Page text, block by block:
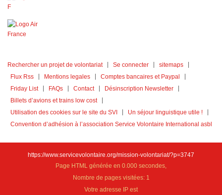
Rechercher un projet de volontariat Se connecter
sitemaps
Flux Rss
Mentions legales
Comptes bancaires et Paypal
Friday List
FAQs Contact
Désinscription Newsletter
Billets d’avions et trains low cost
Utilisation des cookies sur le site du SVI
Un séjour linguistique utile !
Convention d’adhésion à l’association Service Volontaire International asbl
https://www.servicevolontaire.org/mission-volontariat/?p=3747
Page HTML générée en 0.000 secondes,
Nombre de pages visitées: 1
Votre adresse IP est